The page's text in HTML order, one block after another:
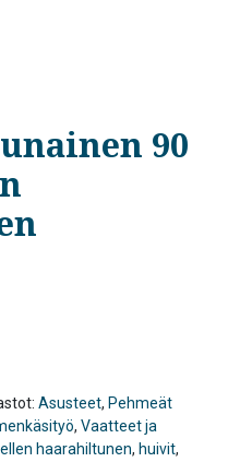
90
Asusteet, Pehmeät
, Vaatteet ja
ellen haarahiltunen, huivit,